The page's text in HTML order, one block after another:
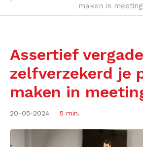
maken in
Assertief
zelfverzekerd je
maken in
20-05-2024 5 min.